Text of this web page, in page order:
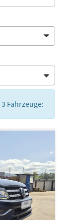
3 Fahrzeuge: